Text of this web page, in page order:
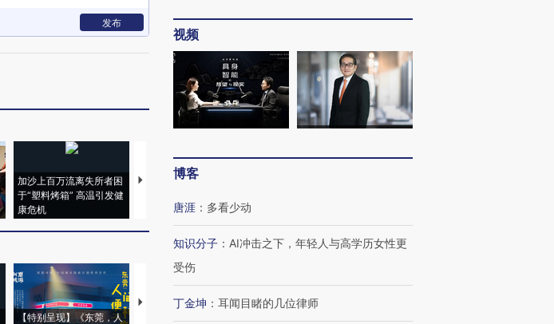
发布
加沙上百万流离失所者困
于“塑料烤箱” 高温引发健
康危机
视线｜HYROX的吸金
心“花钱找虐”？
【特别呈现】《东莞，人
【推广】走进第四届链博
视频
博客
唐涯 ： 多看少动
知识分子 ： AI冲击之下，年轻人与高学历女性更
受伤
丁金坤 ： 耳闻目睹的几位律师